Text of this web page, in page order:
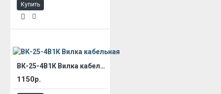
Купить
ВК-25-4В1К Вилка кабельная
1150р.